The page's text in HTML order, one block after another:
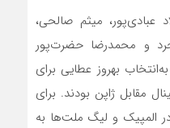
عبادی‌پور، میثم صالحی،
و محمدرضا حضرت‌پور
بهروز عطایی برای
مقابل ژاپن بودند. برای
المپیک و لیگ ملت‌ها به